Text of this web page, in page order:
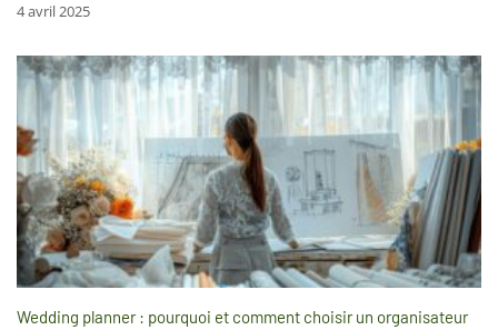
4 avril 2025
Wedding planner : pourquoi et comment choisir un organisateur